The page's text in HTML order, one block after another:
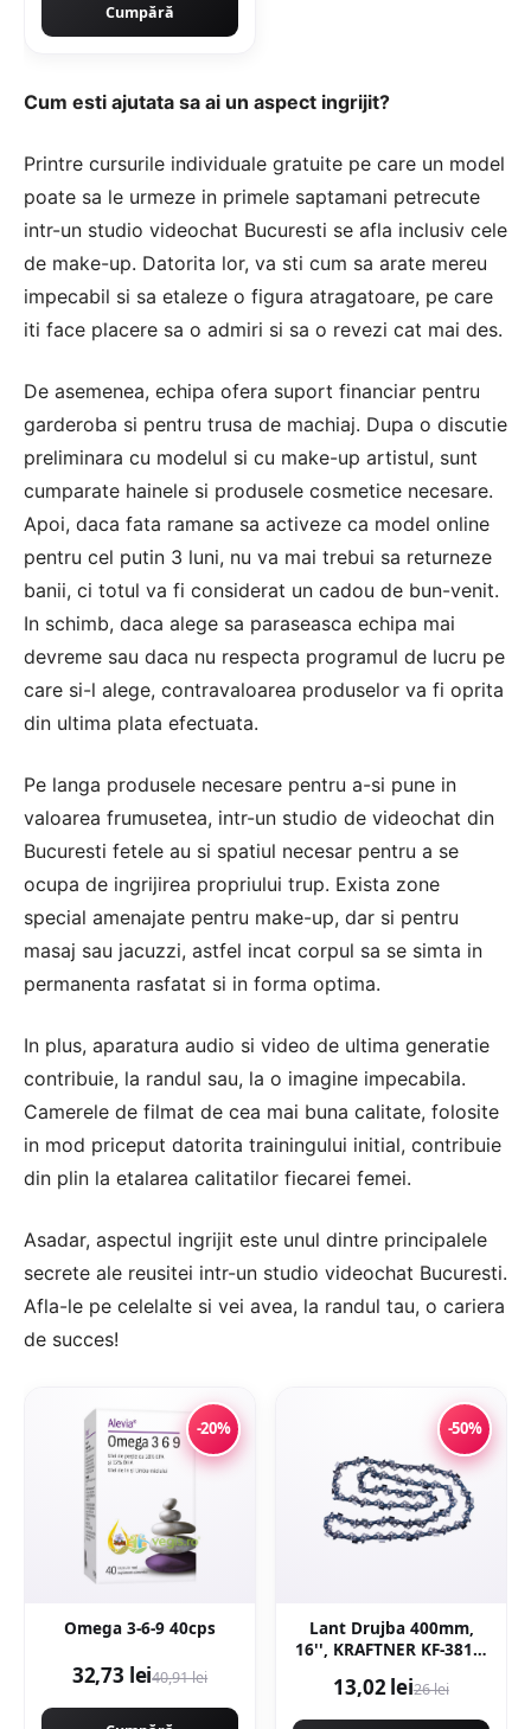
Cumpără
Cum esti ajutata sa ai un aspect ingrijit?
Printre cursurile individuale gratuite pe care un model
poate sa le urmeze in primele saptamani petrecute
intr-un studio videochat Bucuresti se afla inclusiv cele
de make-up. Datorita lor, va sti cum sa arate mereu
impecabil si sa etaleze o figura atragatoare, pe care
iti face placere sa o admiri si sa o revezi cat mai des.
De asemenea, echipa ofera suport financiar pentru
garderoba si pentru trusa de machiaj. Dupa o discutie
preliminara cu modelul si cu make-up artistul, sunt
cumparate hainele si produsele cosmetice necesare.
Apoi, daca fata ramane sa activeze ca model online
pentru cel putin 3 luni, nu va mai trebui sa returneze
banii, ci totul va fi considerat un cadou de bun-venit.
In schimb, daca alege sa paraseasca echipa mai
devreme sau daca nu respecta programul de lucru pe
care si-l alege, contravaloarea produselor va fi oprita
din ultima plata efectuata.
Pe langa produsele necesare pentru a-si pune in
valoarea frumusetea, intr-un studio de videochat din
Bucuresti fetele au si spatiul necesar pentru a se
ocupa de ingrijirea propriului trup. Exista zone
special amenajate pentru make-up, dar si pentru
masaj sau jacuzzi, astfel incat corpul sa se simta in
permanenta rasfatat si in forma optima.
In plus, aparatura audio si video de ultima generatie
contribuie, la randul sau, la o imagine impecabila.
Camerele de filmat de cea mai buna calitate, folosite
in mod priceput datorita trainingului initial, contribuie
din plin la etalarea calitatilor fiecarei femei.
Asadar, aspectul ingrijit este unul dintre principalele
secrete ale reusitei intr-un studio videochat Bucuresti.
Afla-le pe celelalte si vei avea, la randul tau, o cariera
de succes!
-20%
Omega 3-6-9 40cps
32,73 lei40,91 lei
-50%
Lant Drujba 400mm,
16'', KRAFTNER KF-3817,
0.325 motofierastrau
13,02 lei26 lei